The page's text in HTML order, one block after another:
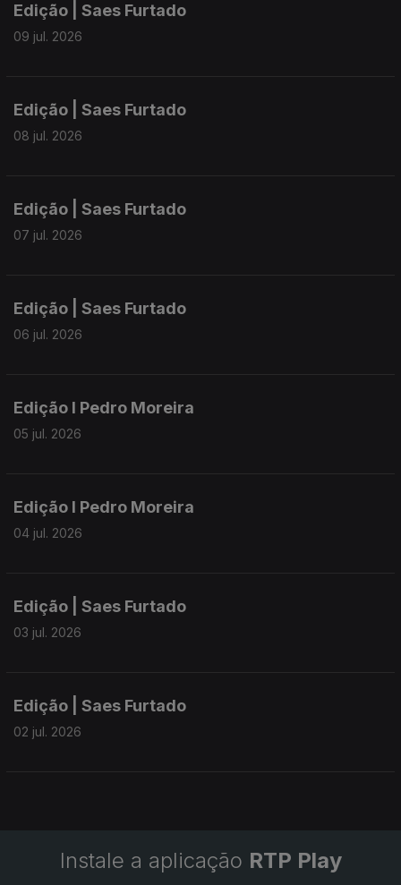
Edição | Saes Furtado
09 jul. 2026
Edição | Saes Furtado
08 jul. 2026
Edição | Saes Furtado
07 jul. 2026
Edição | Saes Furtado
06 jul. 2026
Edição I Pedro Moreira
05 jul. 2026
Edição I Pedro Moreira
04 jul. 2026
Edição | Saes Furtado
03 jul. 2026
Edição | Saes Furtado
02 jul. 2026
Instale a aplicação RTP Play